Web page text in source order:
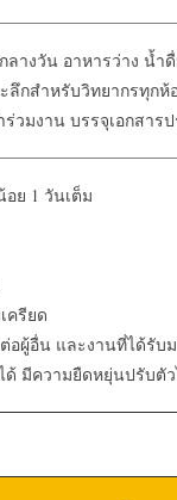
างวัน อาหารว่าง น้ำ
ลึกสำหรับวิทยากรทุกห้
วมงาน บรรจุเอกสาร
ย 1 วันเต็ม
ครียด
อผู้อื่น และงานที่ได้รับ
ด้ มีความยืดหยุ่นปรับตั